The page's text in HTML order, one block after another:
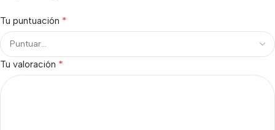
Tu puntuación *
Tu valoración *